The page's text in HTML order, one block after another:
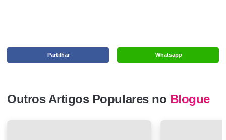
Whatsapp
Partilhar
Outros Artigos Populares no Blogue